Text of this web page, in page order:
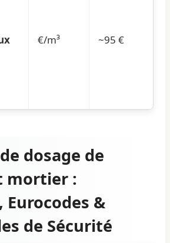
€/m³ ~95 €
dosage de
mortier :
Eurocodes &
de Sécurité